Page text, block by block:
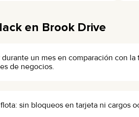
en Brook Drive
un mes en comparación con
de negocios.
sin bloqueos en tarjeta ni cargos